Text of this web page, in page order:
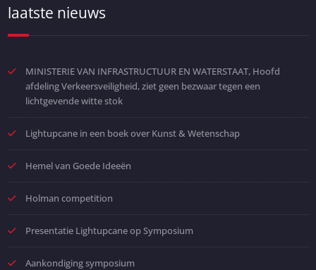
laatste nieuws
MINISTERIE VAN INFRASTRUCTUUR EN WATERSTAAT, Hoofd
afdeling Verkeersveiligheid, ziet geen bezwaar tegen een
lichtgevende witte stok
Lightupcane in een boek over Kunst & Wetenschap
Hemel van Goede Ideeën
Holman competition
Presentatie Lightupcane op Symposium
Aankondiging symposium